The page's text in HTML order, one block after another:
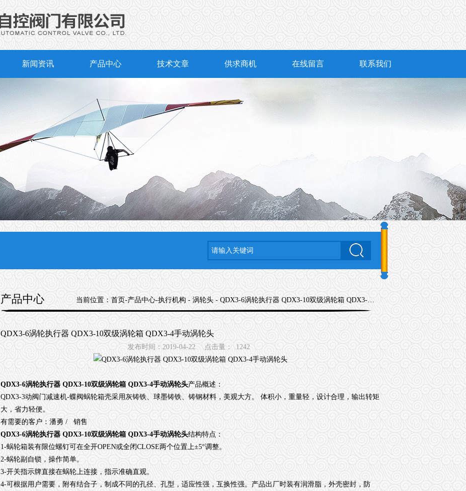
新闻资讯 产品中心 技术文章 供求商机 在线留言 联系我们
产品中心 当前位置：首页-产品中心-执行机构- 涡轮头 - QDX3-6涡轮执行器 QDX3-10双级涡轮箱 QDX3-4手动涡轮头
QDX3-6涡轮执行器 QDX3-10双级涡轮箱 QDX3-4手动涡轮头
发布时间：2019-04-22 点击量： 1242
QDX3-6涡轮执行器 QDX3-10双级涡轮箱 QDX3-4手动涡轮头产品概述：
QDX3-3动阀门减速机-蝶阀蜗轮箱壳采用灰铸铁、球墨铸铁、铸钢材料，美观大方。 体积小，重量轻，设计合理，输出转矩
大，省力轻便。
有需要的客户：潘勇 / 销售
QDX3-6涡轮执行器 QDX3-10双级涡轮箱 QDX3-4手动涡轮头结构特点：
1-蜗轮箱装有限位螺钉可在全开OPEN或全闭CLOSE两个位置上±5°调整。
2-蜗轮副自锁，操作简单。
3-开关指示牌直接在蜗轮上连接，指示准确直观。
4-可根据用户需要，附有结合子，制成不同的孔径、孔型，适应性强，互换性强。产品出厂时装有润滑脂，外壳密封，防